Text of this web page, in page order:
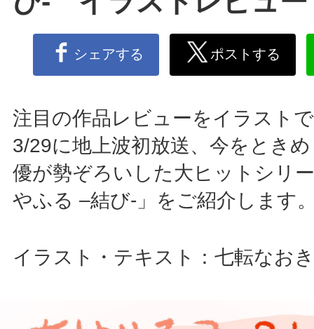
シェアする ポストする
注目の作品レビューをイラスト
3/29に地上波初放送、今をとき
優が勢ぞろいした大ヒットシリ
やふる –結び-」をご紹介します
イラスト・テキスト：七転なおき